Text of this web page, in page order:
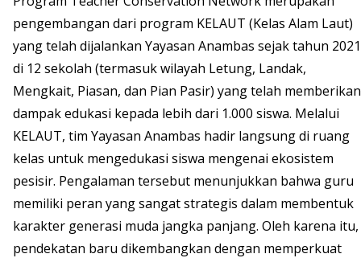
pengembangan dari program KELAUT (Kelas Alam Laut)
yang telah dijalankan Yayasan Anambas sejak tahun 2021
di 12 sekolah (termasuk wilayah Letung, Landak,
Mengkait, Piasan, dan Pian Pasir) yang telah memberikan
dampak edukasi kepada lebih dari 1.000 siswa. Melalui
KELAUT, tim Yayasan Anambas hadir langsung di ruang
kelas untuk mengedukasi siswa mengenai ekosistem
pesisir. Pengalaman tersebut menunjukkan bahwa guru
memiliki peran yang sangat strategis dalam membentuk
karakter generasi muda jangka panjang. Oleh karena itu,
pendekatan baru dikembangkan dengan memperkuat